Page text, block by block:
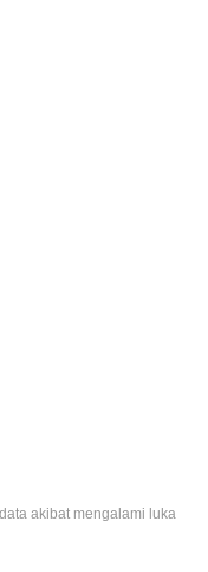
akibat mengalami luka